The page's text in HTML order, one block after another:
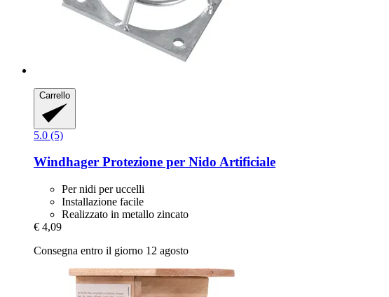
Carrello
5.0 (5)
Windhager Protezione per Nido Artificiale
Per nidi per uccelli
Installazione facile
Realizzato in metallo zincato
€ 4,09
Consegna entro il giorno 12 agosto